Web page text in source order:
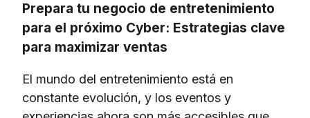
Prepara tu negocio de entretenimiento
para el próximo Cyber: Estrategias clave
para maximizar ventas
El mundo del entretenimiento está en
constante evolución, y los eventos y